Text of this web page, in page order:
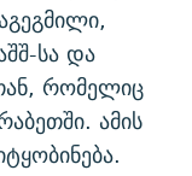
სა და
რომელიც
ამის